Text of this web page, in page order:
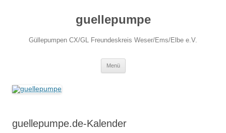
guellepumpe
Güllepumpen CX/GL Freundeskreis Weser/Ems/Elbe e.V.
Menü
guellepumpe.de-Kalender